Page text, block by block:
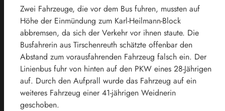
Zwei Fahrzeuge, die vor dem Bus fuhren, mussten auf
Höhe der Einmündung zum Karl-Heilmann-Block
abbremsen, da sich der Verkehr vor ihnen staute. Die
Busfahrerin aus Tirschenreuth schätzte offenbar den
Abstand zum vorausfahrenden Fahrzeug falsch ein. Der
Linienbus fuhr von hinten auf den PKW eines 28-Jährigen
auf. Durch den Aufprall wurde das Fahrzeug auf ein
weiteres Fahrzeug einer 41-jährigen Weidnerin
geschoben.